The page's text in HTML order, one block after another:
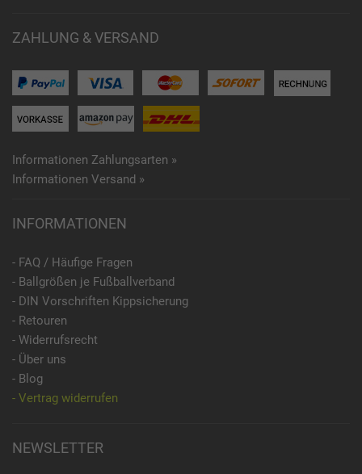
ZAHLUNG & VERSAND
Informationen Zahlungsarten »
Informationen Versand »
INFORMATIONEN
- FAQ / Häufige Fragen
- Ballgrößen je Fußballverband
- DIN Vorschriften Kippsicherung
- Retouren
- Widerrufsrecht
- Über uns
- Blog
- Vertrag widerrufen
NEWSLETTER